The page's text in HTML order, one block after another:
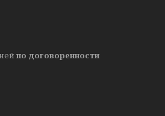
по договоренности